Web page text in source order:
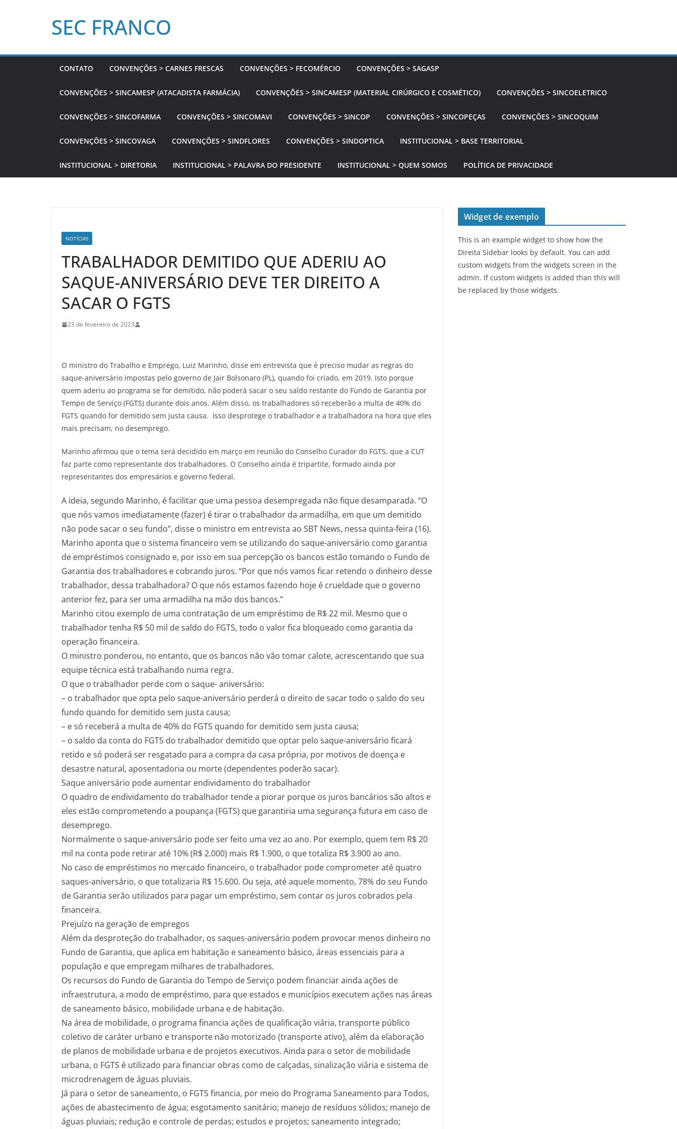
SEC FRANCO
CONTATO CONVENÇÕES > CARNES FRESCAS CONVENÇÕES > FECOMÉRCIO CONVENÇÕES > SAGASP
CONVENÇÕES > SINCAMESP (ATACADISTA FARMÁCIA) CONVENÇÕES > SINCAMESP (MATERIAL CIRÚRGICO E COSMÉTICO) CONVENÇÕES > SINCOELETRICO
CONVENÇÕES > SINCOFARMA CONVENÇÕES > SINCOMAVI CONVENÇÕES > SINCOP CONVENÇÕES > SINCOPEÇAS CONVENÇÕES > SINCOQUIM
CONVENÇÕES > SINCOVAGA CONVENÇÕES > SINDFLORES CONVENÇÕES > SINDOPTICA INSTITUCIONAL > BASE TERRITORIAL
INSTITUCIONAL > DIRETORIA INSTITUCIONAL > PALAVRA DO PRESIDENTE INSTITUCIONAL > QUEM SOMOS POLÍTICA DE PRIVACIDADE
NOTÍCIAS
TRABALHADOR DEMITIDO QUE ADERIU AO
SAQUE-ANIVERSÁRIO DEVE TER DIREITO A
SACAR O FGTS
23 de fevereiro de 2023
O ministro do Trabalho e Emprego, Luiz Marinho, disse em entrevista que é preciso mudar as regras do
saque-aniversário impostas pelo governo de Jair Bolsonaro (PL), quando foi criado, em 2019. Isto porque
quem aderiu ao programa se for demitido, não poderá sacar o seu saldo restante do Fundo de Garantia por
Tempo de Serviço (FGTS) durante dois anos. Além disso, os trabalhadores só receberão a multa de 40% do
FGTS quando for demitido sem justa causa. Isso desprotege o trabalhador e a trabalhadora na hora que eles
mais precisam, no desemprego.
Marinho afirmou que o tema será decidido em março em reunião do Conselho Curador do FGTS, que a CUT
faz parte como representante dos trabalhadores. O Conselho ainda é tripartite, formado ainda por
representantes dos empresários e governo federal.
A ideia, segundo Marinho, é facilitar que uma pessoa desempregada não fique desamparada. “O
que nós vamos imediatamente (fazer) é tirar o trabalhador da armadilha, em que um demitido
não pode sacar o seu fundo”, disse o ministro em entrevista ao SBT News, nessa quinta-feira (16).
Marinho aponta que o sistema financeiro vem se utilizando do saque-aniversário como garantia
de empréstimos consignado e, por isso em sua percepção os bancos estão tomando o Fundo de
Garantia dos trabalhadores e cobrando juros. “Por que nós vamos ficar retendo o dinheiro desse
trabalhador, dessa trabalhadora? O que nós estamos fazendo hoje é crueldade que o governo
anterior fez, para ser uma armadilha na mão dos bancos.”
Marinho citou exemplo de uma contratação de um empréstimo de R$ 22 mil. Mesmo que o
trabalhador tenha R$ 50 mil de saldo do FGTS, todo o valor fica bloqueado como garantia da
operação financeira.
O ministro ponderou, no entanto, que os bancos não vão tomar calote, acrescentando que sua
equipe técnica está trabalhando numa regra.
O que o trabalhador perde com o saque- aniversário:
– o trabalhador que opta pelo saque-aniversário perderá o direito de sacar todo o saldo do seu
fundo quando for demitido sem justa causa;
– e só receberá a multa de 40% do FGTS quando for demitido sem justa causa;
– o saldo da conta do FGTS do trabalhador demitido que optar pelo saque-aniversário ficará
retido e só poderá ser resgatado para a compra da casa própria, por motivos de doença e
desastre natural, aposentadoria ou morte (dependentes poderão sacar).
Saque aniversário pode aumentar endividamento do trabalhador
O quadro de endividamento do trabalhador tende a piorar porque os juros bancários são altos e
eles estão comprometendo a poupança (FGTS) que garantiria uma segurança futura em caso de
desemprego.
Normalmente o saque-aniversário pode ser feito uma vez ao ano. Por exemplo, quem tem R$ 20
mil na conta pode retirar até 10% (R$ 2.000) mais R$ 1.900, o que totaliza R$ 3.900 ao ano.
No caso de empréstimos no mercado financeiro, o trabalhador pode comprometer até quatro
saques-aniversário, o que totalizaria R$ 15.600. Ou seja, até aquele momento, 78% do seu Fundo
de Garantia serão utilizados para pagar um empréstimo, sem contar os juros cobrados pela
financeira.
Prejuízo na geração de empregos
Além da desproteção do trabalhador, os saques-aniversário podem provocar menos dinheiro no
Fundo de Garantia, que aplica em habitação e saneamento básico, áreas essenciais para a
população e que empregam milhares de trabalhadores.
Os recursos do Fundo de Garantia do Tempo de Serviço podem financiar ainda ações de
infraestrutura, a modo de empréstimo, para que estados e municípios executem ações nas áreas
de saneamento básico, mobilidade urbana e de habitação.
Na área de mobilidade, o programa financia ações de qualificação viária, transporte público
coletivo de caráter urbano e transporte não motorizado (transporte ativo), além da elaboração
de planos de mobilidade urbana e de projetos executivos. Ainda para o setor de mobilidade
urbana, o FGTS é utilizado para financiar obras como de calçadas, sinalização viária e sistema de
microdrenagem de águas pluviais.
Já para o setor de saneamento, o FGTS financia, por meio do Programa Saneamento para Todos,
ações de abastecimento de água; esgotamento sanitário; manejo de resíduos sólidos; manejo de
águas pluviais; redução e controle de perdas; estudos e projetos; saneamento integrado;
Widget de exemplo
This is an example widget to show how the
Direita Sidebar looks by default. You can add
custom widgets from the widgets screen in the
admin. If custom widgets is added than this will
be replaced by those widgets.